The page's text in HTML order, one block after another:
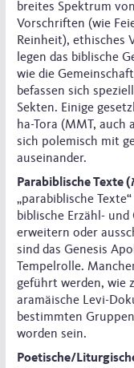
breites Spektrum
Vorschriften (wie
Reinheit), ethisches
legen das biblische
wie die
befassen sich
Sekten. Einige
ha-Tora (MMT, auch
sich polemisch mit
auseinander.
„parabiblische
biblische Erzähl-
erweitern oder
sind das Genesis
Tempelrolle.
geführt werden, wie
aramäische Levi-
bestimmten
worden sein.